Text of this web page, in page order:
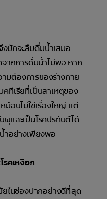
งมักจะลืมดื่มน้ำเสมอ
ากการดื่มน้ำไม่พอ หาก
ต้องการของร่างกาย
ทีเรียที่เป็นสาเหตุของ
อนไม่ใช่เรื่องใหญ่ แต่
และเป็นโรคปริทันต์ได้
ำอย่างเพียงพอ
คเหงือก
ยในช่องปากอย่างดีที่สุด